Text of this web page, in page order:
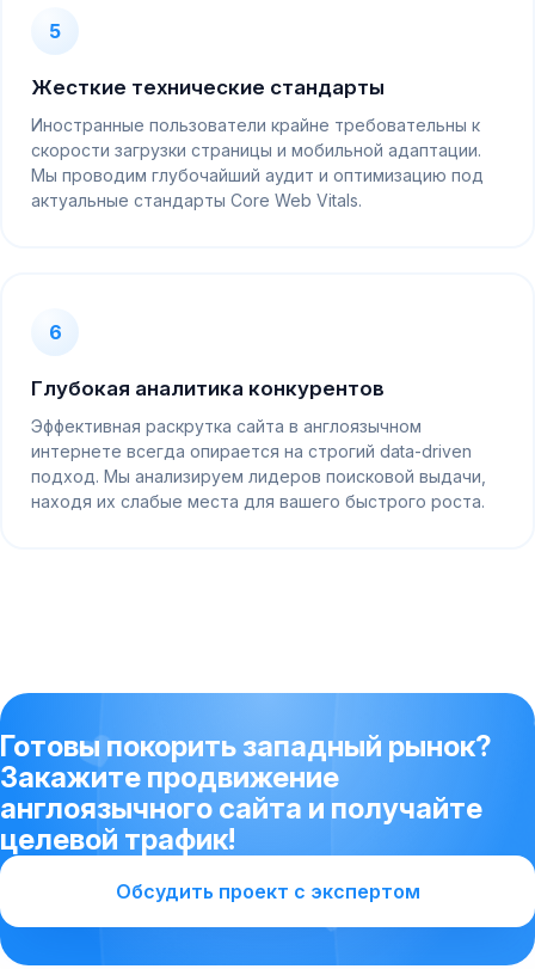
5
Жесткие технические стандарты
Иностранные пользователи крайне требовательны к
скорости загрузки страницы и мобильной адаптации.
Мы проводим глубочайший аудит и оптимизацию под
актуальные стандарты Core Web Vitals.
6
Глубокая аналитика конкурентов
Эффективная раскрутка сайта в англоязычном
интернете всегда опирается на строгий data-driven
подход. Мы анализируем лидеров поисковой выдачи,
находя их слабые места для вашего быстрого роста.
Готовы покорить западный рынок?
Закажите продвижение
англоязычного сайта и получайте
целевой трафик!
Обсудить проект с экспертом